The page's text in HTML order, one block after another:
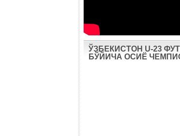
ЎЗБЕКИСТОН U-23
БЎЙИЧА ОСИЁ